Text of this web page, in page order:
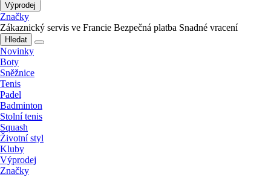
Výprodej
Značky
Zákaznický servis ve Francie Bezpečná platba Snadné vracení
Hledat
Novinky
Boty
Sněžnice
Tenis
Padel
Badminton
Stolní tenis
Squash
Životní styl
Kluby
Výprodej
Značky